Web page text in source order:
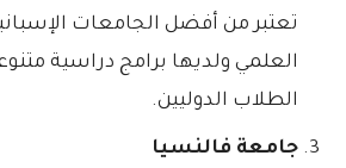
تعتبر من أفضل الجامعات
العلمي ولديها برامج دراسية
الطلاب الدوليين.
جامعة فالنسيا